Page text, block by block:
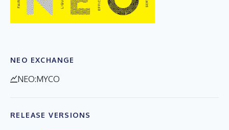
NEO EXCHANGE
NEO:MYCO
RELEASE VERSIONS